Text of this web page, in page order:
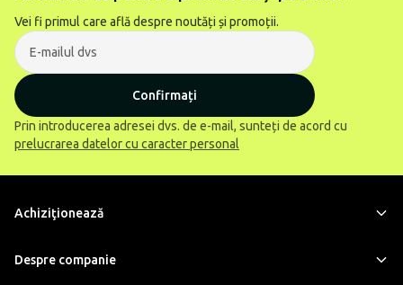
Vei fi primul care află despre noutăți și promoții.
Confirmați
Prin introducerea adresei dvs. de e-mail, sunteți de acord cu
prelucrarea datelor cu caracter personal
Achiziţionează
Despre companie